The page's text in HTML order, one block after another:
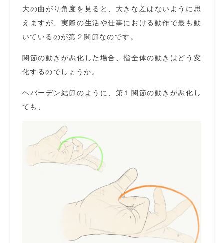
大の曲がり角度を見ると、大きな差はないように思
えますが、実際の生活や仕事における動作で最も動
いているのが第２関節なのです。
関節の動きが悪化した場合、指全体の動きはどう変
化するのでしょうか。
ヘバーデン結節のように、第１関節の動きが悪化し
ても、